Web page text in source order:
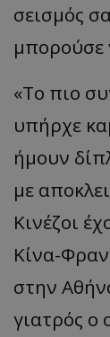
σεισμός
μπορούσε
«Το πιο
υπήρχε
ήμουν
με
Κινέζοι
Κίνα-
στην
γιατρός ο